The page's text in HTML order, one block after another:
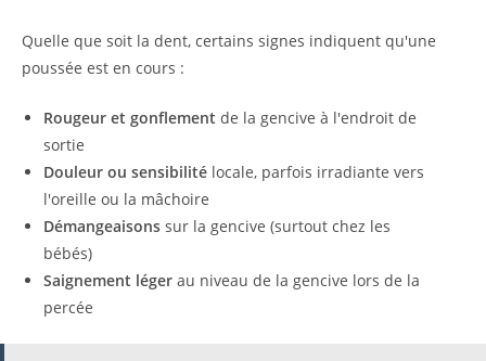
Quelle que soit la dent, certains signes indiquent qu'une
poussée est en cours :
Rougeur et gonflement de la gencive à l'endroit de
sortie
Douleur ou sensibilité locale, parfois irradiante vers
l'oreille ou la mâchoire
Démangeaisons sur la gencive (surtout chez les
bébés)
Saignement léger au niveau de la gencive lors de la
percée